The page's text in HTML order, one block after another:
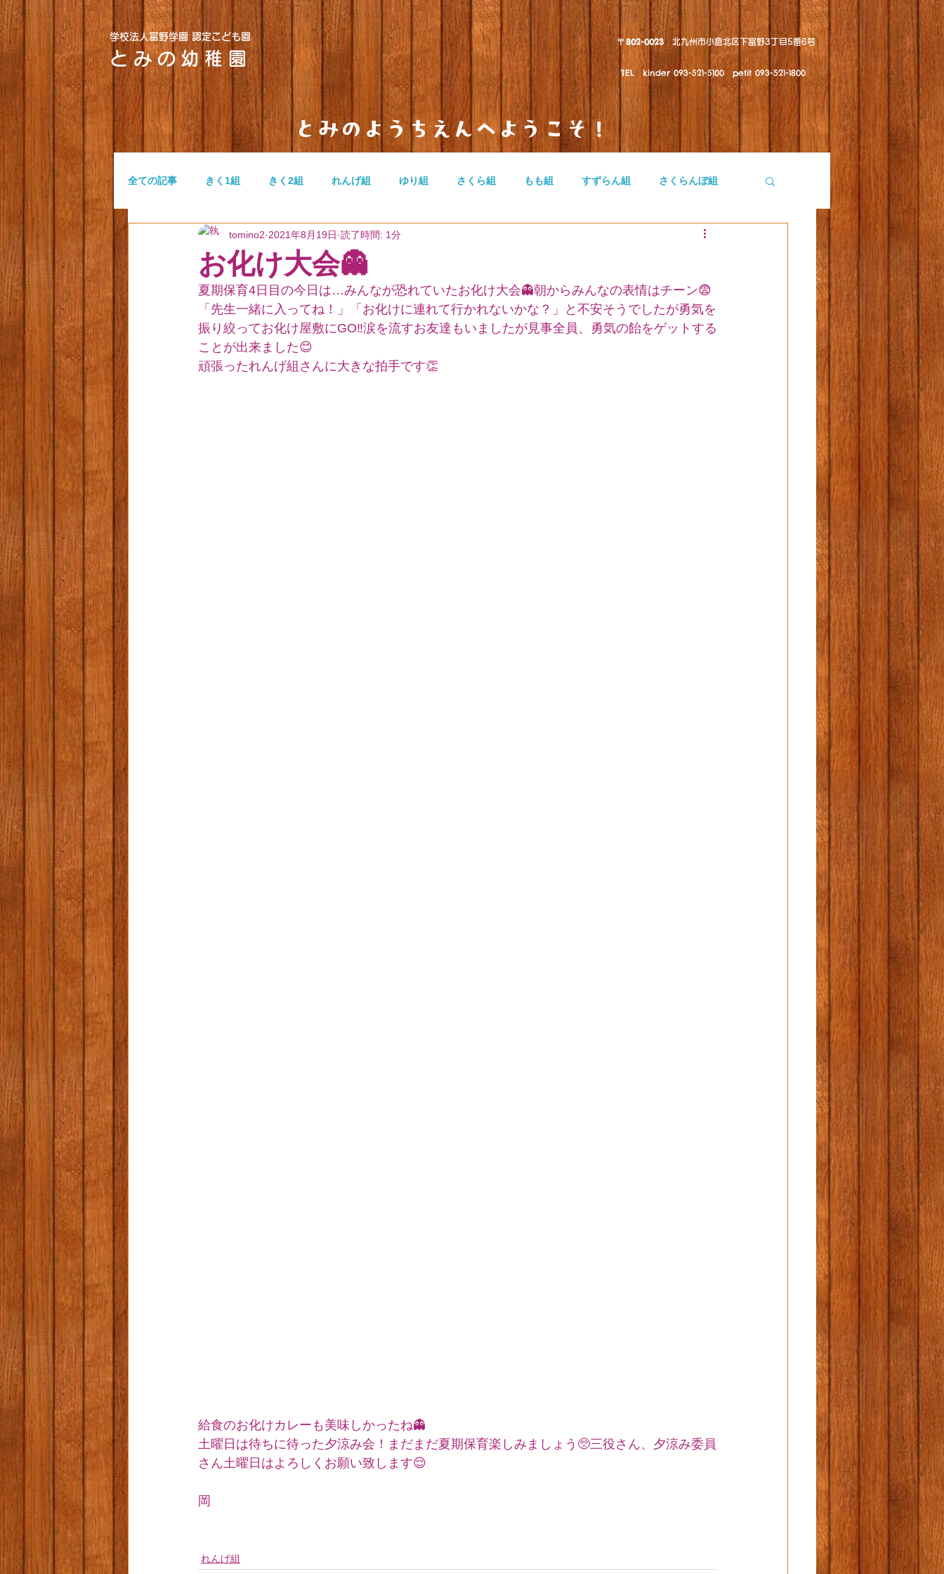
学校法人富野学園 認定こども園
とみの幼稚園
〒802-0023 北九州市小倉北区下富野3丁目5番6号
TEL kinder 093-521-5100 petit 093-521-1800
とみのようちえんへようこそ！
全ての記事 きく1組 きく2組 れんげ組 ゆり組 さくら組 もも組 すずらん組 さくらんぼ組
ふたば組 無題のカテゴリー 無題のカテゴリー
お化け大会👻
tomino2 2021年8月19日 読了時間: 1分
夏期保育4日目の今日は…みんなが恐れていたお化け大会👻朝からみんなの表情はチーン😨
「先生一緒に入ってね！」「お化けに連れて行かれないかな？」と不安そうでしたが勇気を
振り絞ってお化け屋敷にGO‼️涙を流すお友達もいましたが見事全員、勇気の飴をゲットする
ことが出来ました😊
頑張ったれんげ組さんに大きな拍手です👏
給食のお化けカレーも美味しかったね👻
土曜日は待ちに待った夕涼み会！まだまだ夏期保育楽しみましょう🥺三役さん、夕涼み委員
さん土曜日はよろしくお願い致します😌
岡
れんげ組